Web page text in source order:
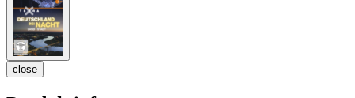
close